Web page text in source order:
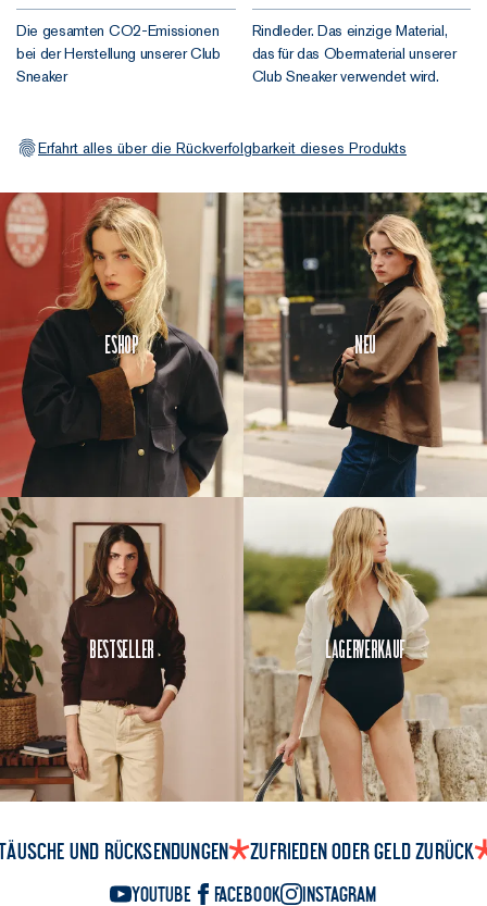
Schnell, billig … aber
nicht gerade
langlebig.
gemacht. Die
Konstruktionist
eine Methode, die
Obermaterial,
Brandsohle und
Laufsohle fest
miteinander
verbindet.
Doppelte
Verbindung:
geklebt +
Ablösen
Interne Strobel-
Naht, die alle Teile
dauerhaft
verbindet
Verstärkte
Steppnaht
an den
Belastungspunkten
Gefertigt in
Portugal, von den
Handwerkern bei
Die gesamten CO2-Emissionen
bei der Herstellung unserer Club
Sneaker
Rindleder. Das einzige Material,
das für das Obermaterial unserer
Club Sneaker verwendet wird.
Erfahrt alles über die Rückverfolgbarkeit dieses Produkts
Eshop Neu
Bestseller Lagerverkauf
und Rücksendungen Zufrieden oder Geld zurück
YouTube Facebook Instagram